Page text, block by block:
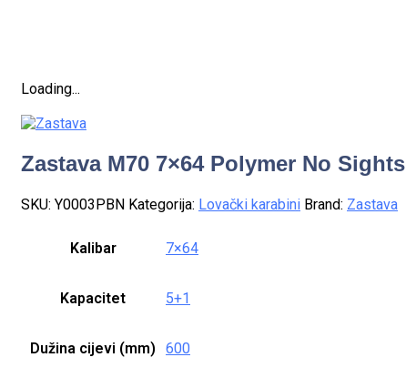
Loading...
Zastava M70 7×64 Polymer No Sights
SKU: Y0003PBN Kategorija: Lovački karabini Brand: Zastava
Kalibar 7×64
Kapacitet 5+1
Dužina cijevi (mm) 600